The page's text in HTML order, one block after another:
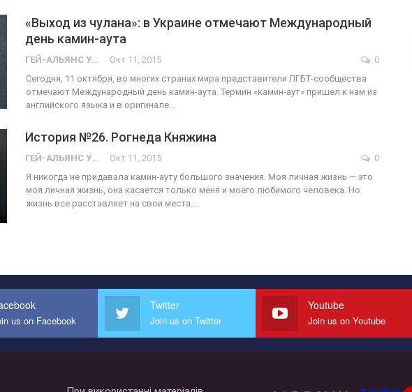
«Выход из чулана»: в Украине отмечают Международный
день камин-аута
ГЕЙ-АЛЬЯНС УКРАИНА Окт 11, 2015
0
Сегодня, 11 октября, во многих странах мира представители ЛГБТ-сообщества
отмечают Международный день камин-аута. Термин «камин-аут» пришел к нам из
английского языка и в оригинале…
История №26. Рогнеда Княжина
ГЕЙ-АЛЬЯНС УКРАИНА Окт 11, 2015
0
Я никогда не придавала камин-ауту большого значения. Моя личная жизнь — это
моя личная жизнь, она касается только меня и моего любимого человека. Но
жизнь все расставляет на свои места.…
us on Facebook
Twitter
Join us on Twitter
Youtube
Join us on Youtube